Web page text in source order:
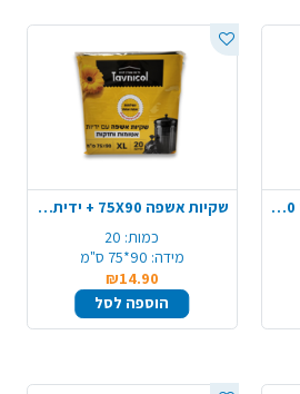
שקיות אשפה 75X90 ארוז 20 - שחור
שקיות אשפה 75X90 + ידית 20 יח' - שחור
כמות: 20
מידה: 90*75 ס"מ
₪14.90
הוספה לסל